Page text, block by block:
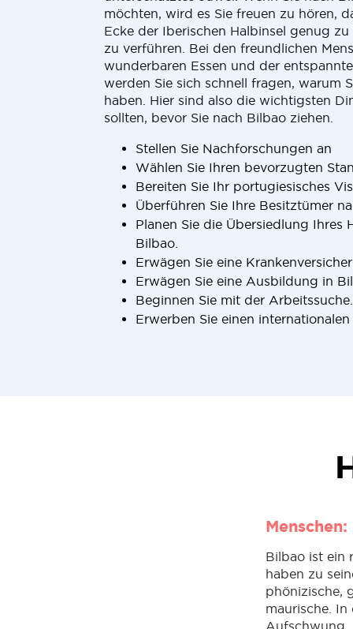
möchten, wird es Sie freuen zu hören,
Ecke der Iberischen Halbinsel genug
zu verführen. Bei den freundlichen
wunderbaren Essen und der
werden Sie sich schnell fragen, warum
haben. Hier sind also die wichtigsten
sollten, bevor Sie nach Bilbao ziehen.
Stellen Sie Nachforschungen an
Wählen Sie Ihren bevorzugten
Bereiten Sie Ihr portugiesisches
Überführen Sie Ihre Besitztümer
Planen Sie die Übersiedlung Ihres
Bilbao.
Erwägen Sie eine
Erwägen Sie eine Ausbildung in
Beginnen Sie mit der Arbeitssuche.
Erwerben Sie einen
Bilbao ist ein
haben zu
phönizische,
maurische.
Aufschwung,